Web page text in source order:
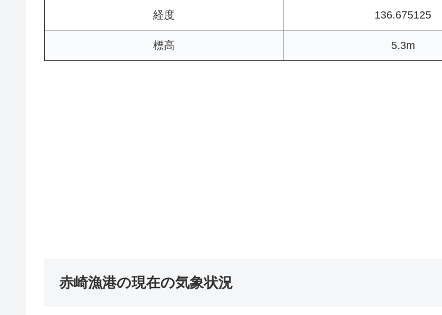
経度 136.675125
標高 5.3m
赤崎漁港の現在の気象状況